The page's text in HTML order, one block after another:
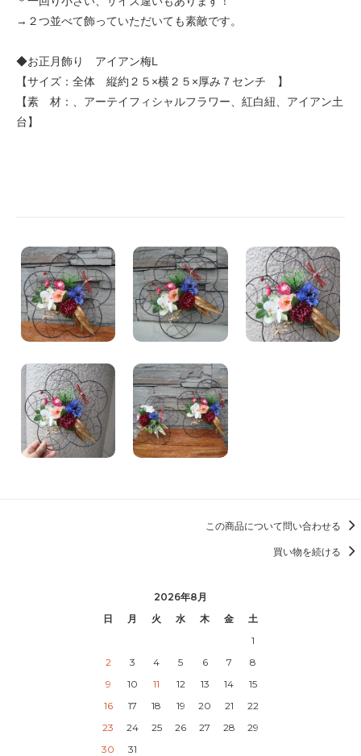
→２つ並べて飾っていただいても素敵です。
◆お正月飾り アイアン梅L
【サイズ：全体 縦約２５×横２５×厚み７センチ 】
【素 材：、アーテイフィシャルフラワー、紅白紐、アイアン土
台】
この商品について問い合わせる
買い物を続ける
2026年8月
日
月 火 水 木 金
土
1
2
3 4 5 6 7
8
9
10 11 12 13 14
15
16
17 18 19 20 21
22
23
24 25 26 27 28
29
30
31